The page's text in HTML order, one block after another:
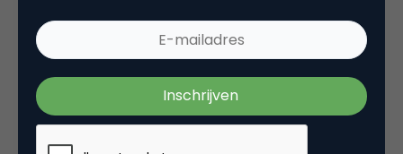
Marketingfacts Zomercheck –
Roel Stavorinus